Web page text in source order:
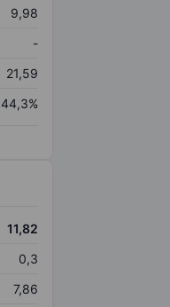
9,98
-
21,59
44,3%
11,82
0,3
7,86